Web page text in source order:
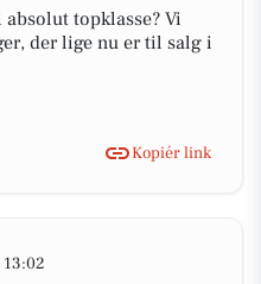
topklasse? Vi
der lige nu er til salg i
Kopiér link